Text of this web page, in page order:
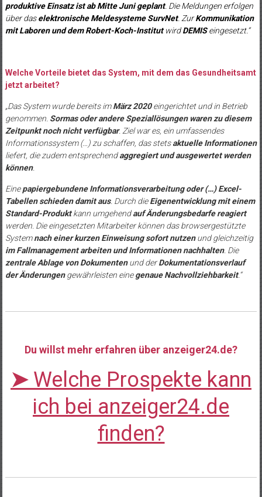
produktive Einsatz ist ab Mitte Juni geplant. Die Meldungen erfolgen
über daselektronische Meldesysteme SurvNet. ZurKommunikation
mit Laboren und dem Robert-Koch-InstitutwirdDEMISeingesetzt.“
Welche Vorteile bietet das System, mit dem das Gesundheitsamt
jetzt arbeitet?
„Das System wurde bereits imMärz 2020eingerichtet und in Betrieb
genommen. Sormas oder andere Speziallösungen waren zu diesem
Zeitpunkt noch nicht verfügbar. Ziel war es, ein umfassendes
Informationssystem (…) zu schaffen, das stetsaktuelle Informationen
liefert, die zudem entsprechendaggregiert und ausgewertet werden
können.
Einepapiergebundene Informationsverarbeitung oder (…) Excel-
Tabellen schieden damit aus. Durch dieEigenentwicklung mit einem
Standard-Produktkann umgehendauf Änderungsbedarfe reagiert
werden. Die eingesetzten Mitarbeiter können das browsergestützte
Systemnach einer kurzen Einweisung sofort nutzenund gleichzeitig
im Fallmanagement arbeiten und Informationen nachhalten. Die
zentrale Ablage von Dokumentenund derDokumentationsverlauf
der Änderungengewährleisten einegenaue Nachvollziehbarkeit.“
Du willst mehr erfahren über anzeiger24.de?
➤ Welche Prospekte kann
ich bei anzeiger24.de
finden?